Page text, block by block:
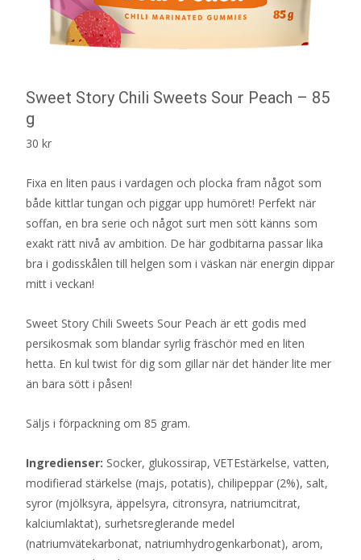
Sweet Story Chili Sweets Sour Peach – 85
g
30 kr
Fixa en liten paus i vardagen och plocka fram något som
både kittlar tungan och piggar upp humöret! Perfekt när
soffan, en bra serie och något surt men sött känns som
exakt rätt nivå av ambition. De här godbitarna passar lika
bra i godisskålen till helgen som i väskan när energin dippar
mitt i veckan!
Sweet Story Chili Sweets Sour Peach är ett godis med
persikosmak som blandar syrlig fräschör med en liten
hetta. En kul twist för dig som gillar när det händer lite mer
än bara sött i påsen!
Säljs i förpackning om 85 gram.
Ingredienser: Socker, glukossirap, VETEstärkelse, vatten,
modifierad stärkelse (majs, potatis), chilipeppar (2%), salt,
syror (mjölksyra, äppelsyra, citronsyra, natriumcitrat,
kalciumlaktat), surhetsreglerande medel
(natriumvätekarbonat, natriumhydrogenkarbonat), arom,